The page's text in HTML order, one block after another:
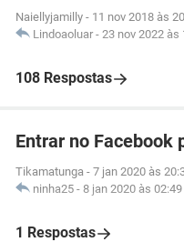
Naiellyjamilly - 11 nov 2018 às
Lindoaoluar - 23 nov 2022 às
108 Respostas
Entrar no Facebook
Tikamatunga - 7 jan 2020 às
ninha25 - 8 jan 2020 às 02:49
1 Respostas